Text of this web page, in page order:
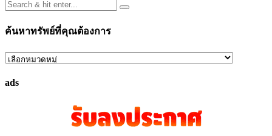
ค้นหาทรัพย์ที่คุณต้องการ
ค้นหา
ที่
ads